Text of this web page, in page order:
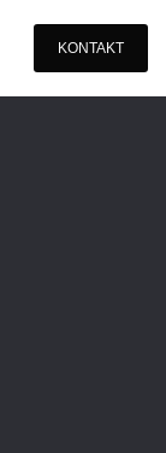
KONTAKT